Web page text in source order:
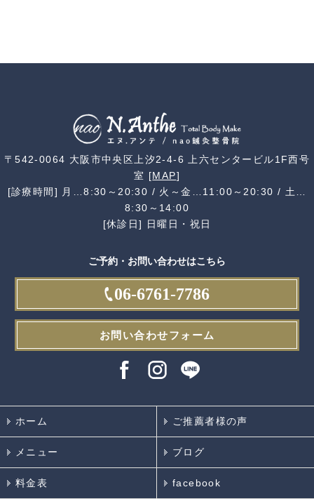
〒542-0064 大阪市中央区上汐2-4-6 上六センタービル1F西号
室 [MAP]
[診療時間] 月…8:30～20:30 / 火～金…11:00～20:30 / 土…
8:30～14:00
[休診日] 日曜日・祝日
ご予約・お問い合わせはこちら
06-6761-7786
お問い合わせフォーム
ホーム ご推薦者様の声
メニュー ブログ
料金表 facebook